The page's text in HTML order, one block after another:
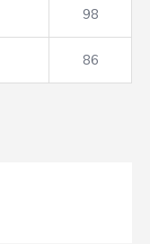
98
86